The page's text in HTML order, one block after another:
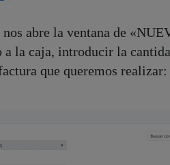
nos abre la ventana de
a la caja, introducir la
que queremos realizar: